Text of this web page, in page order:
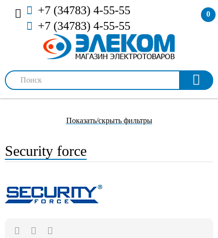
+7 (34783) 4-55-55
+7 (34783) 4-55-55
0
Показать/скрыть фильтры
Security force